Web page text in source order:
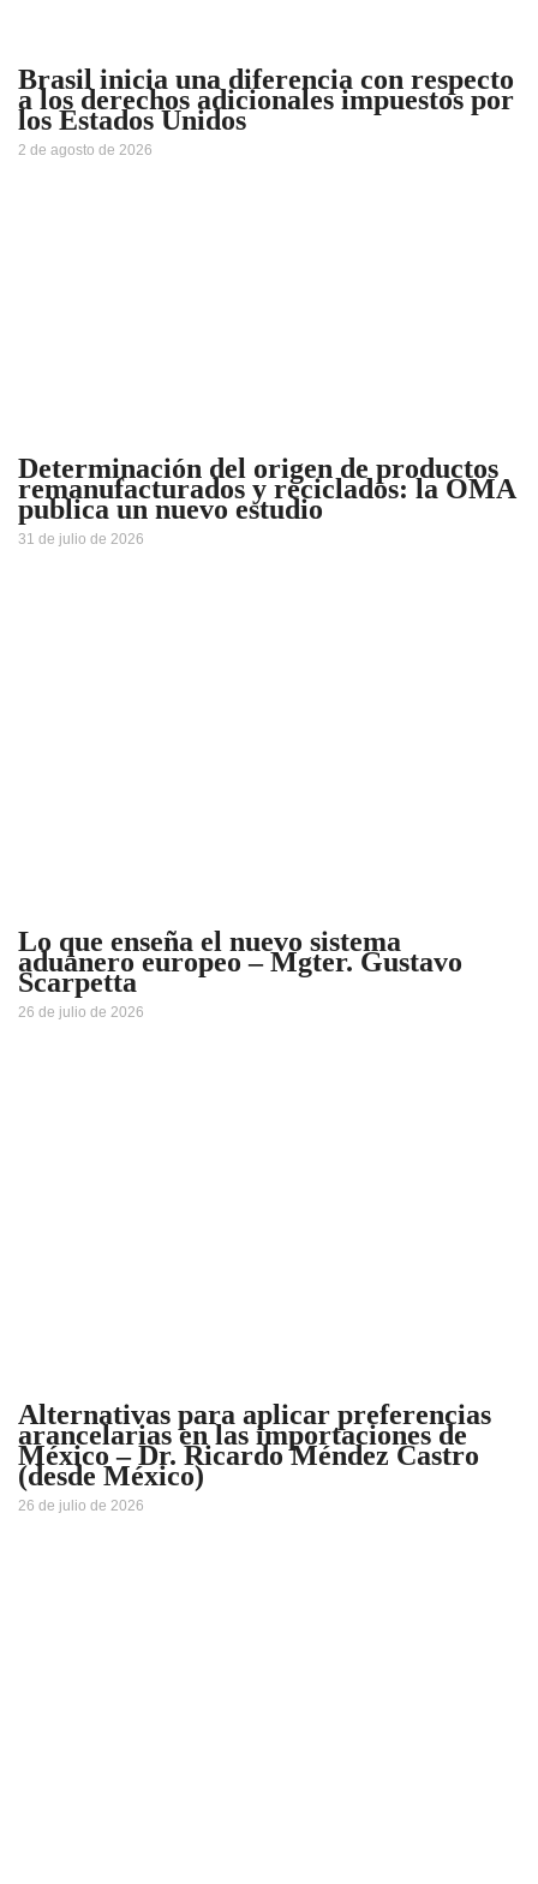
Brasil inicia una diferencia con respecto
a los derechos adicionales impuestos por
los Estados Unidos
2 de agosto de 2026
Determinación del origen de productos
remanufacturados y reciclados: la OMA
publica un nuevo estudio
31 de julio de 2026
Lo que enseña el nuevo sistema
aduanero europeo – Mgter. Gustavo
Scarpetta
26 de julio de 2026
Alternativas para aplicar preferencias
arancelarias en las importaciones de
México – Dr. Ricardo Méndez Castro
(desde México)
26 de julio de 2026